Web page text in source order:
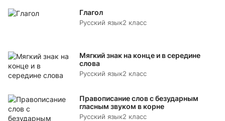
Глагол
Русский язык2 класс
Мягкий знак на конце и в середине
слова
Русский язык2 класс
Правописание слов с безударным
гласным звуком в корне
Русский язык2 класс